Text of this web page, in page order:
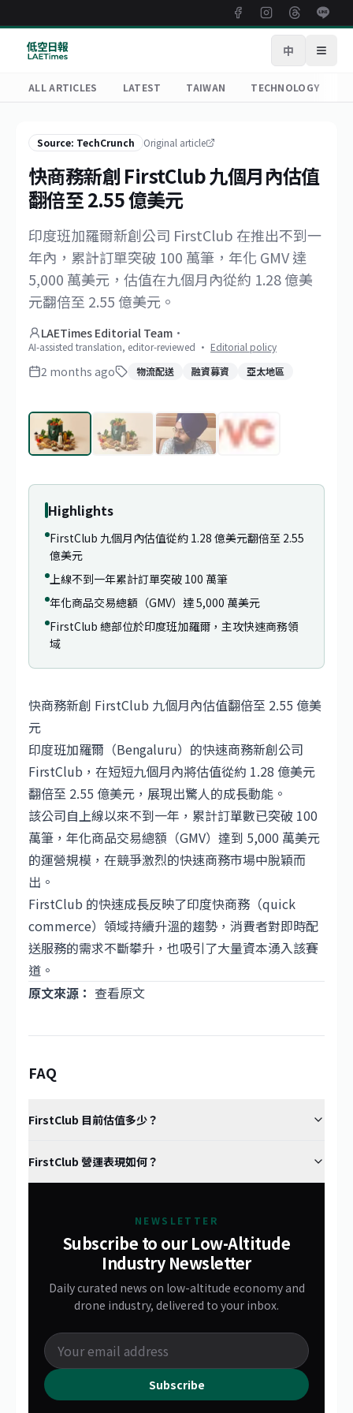
中 Open
ALL ARTICLES LATEST TAIWAN TECHNOLOGY
Source: TechCrunch Original article
快商務新創 FirstClub 九個月內估值
翻倍至 2.55 億美元
印度班加羅爾新創公司 FirstClub 在推出不到一
年內，累計訂單突破 100 萬筆，年化 GMV 達
5,000 萬美元，估值在九個月內從約 1.28 億美
元翻倍至 2.55 億美元。
LAETimes Editorial Team ·
AI-assisted translation, editor-reviewed · Editorial policy
2 months ago 物流配送 融資募資 亞太地區
Highlights
FirstClub 九個月內估值從約 1.28 億美元翻倍至 2.55
億美元
上線不到一年累計訂單突破 100 萬筆
年化商品交易總額（GMV）達 5,000 萬美元
FirstClub 總部位於印度班加羅爾，主攻快速商務領
域
快商務新創 FirstClub 九個月內估值翻倍至 2.55 億美
元
印度班加羅爾（Bengaluru）的快速商務新創公司
FirstClub，在短短九個月內將估值從約 1.28 億美元
翻倍至 2.55 億美元，展現出驚人的成長動能。
該公司自上線以來不到一年，累計訂單數已突破 100
萬筆，年化商品交易總額（GMV）達到 5,000 萬美元
的運營規模，在競爭激烈的快速商務市場中脫穎而
出。
FirstClub 的快速成長反映了印度快商務（quick
commerce）領域持續升溫的趨勢，消費者對即時配
送服務的需求不斷攀升，也吸引了大量資本湧入該賽
道。
原文來源： 查看原文
FAQ
FirstClub 目前估值多少？
FirstClub 營運表現如何？
NEWSLETTER
Subscribe to our Low-Altitude
Industry Newsletter
Daily curated news on low-altitude economy and
drone industry, delivered to your inbox.
Subscribe